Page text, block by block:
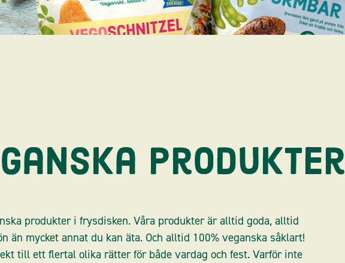
Produkter
produkter i frysdisken. Våra produkter är alltid goda, alltid
än mycket annat du kan äta. Och alltid 100% veganska såklart!
till ett flertal olika rätter för både vardag och fest. Varför inte